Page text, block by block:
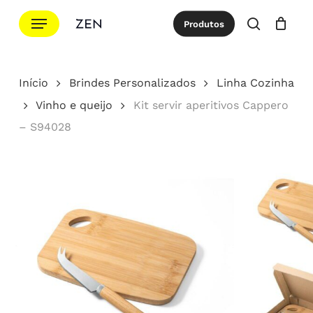
para
principal
Menu Produtos
procurar
Cotação Close
Início Brindes Personalizados
Linha Cozinha
Vinho e queijo
Kit servir aperitivos Cappero
– S94028